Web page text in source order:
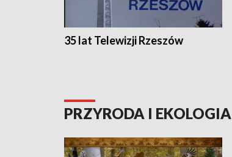
35 lat Telewizji Rzeszów
PRZYRODA I EKOLOGIA